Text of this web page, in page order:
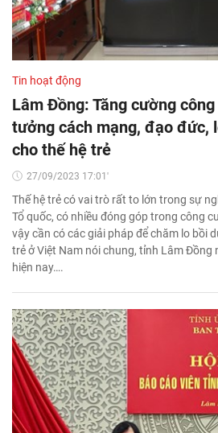
Tin hoạt động
Lâm Đồng: Tăng cường
tưởng cách mạng, đạo đức,
cho thế hệ trẻ
27/09/2023 17:01'
Thế hệ trẻ có vai trò rất to lớn trong sự
Tổ quốc, có nhiều đóng góp trong công
vậy cần có các giải pháp để chăm lo bồi
trẻ ở Việt Nam nói chung, tỉnh Lâm Đồng
hiện nay….